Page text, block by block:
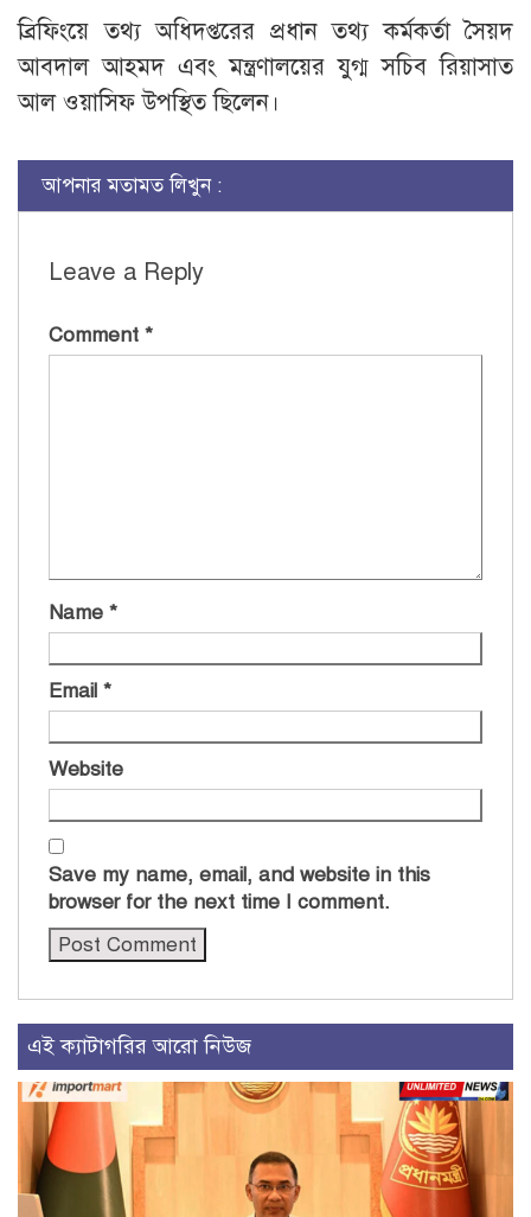
ব্রিফিংয়ে তথ্য অধিদপ্তরের প্রধান তথ্য কর্মকর্তা সৈয়দ
আবদাল আহমদ এবং মন্ত্রণালয়ের যুগ্ম সচিব রিয়াসাত
আল ওয়াসিফ উপস্থিত ছিলেন।
আপনার মতামত লিখুন :
Leave a Reply
Comment *
Name *
Email *
Website
Save my name, email, and website in this
browser for the next time I comment.
এই ক্যাটাগরির আরো নিউজ